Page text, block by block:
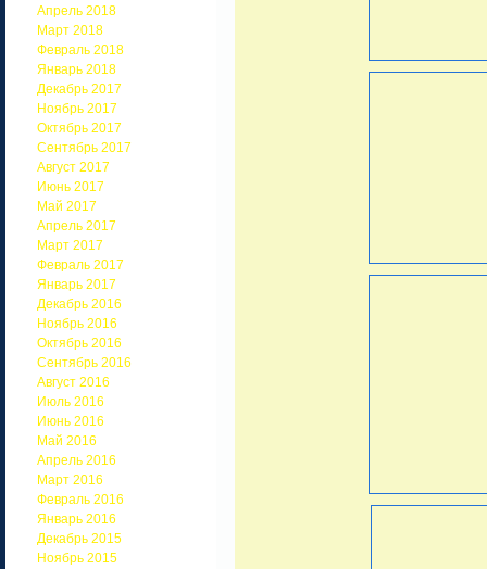
Апрель 2018
Март 2018
Февраль 2018
Январь 2018
Декабрь 2017
Ноябрь 2017
Октябрь 2017
Сентябрь 2017
Август 2017
Июнь 2017
Май 2017
Апрель 2017
Март 2017
Февраль 2017
Январь 2017
Декабрь 2016
Ноябрь 2016
Октябрь 2016
Сентябрь 2016
Август 2016
Июль 2016
Июнь 2016
Май 2016
Апрель 2016
Март 2016
Февраль 2016
Январь 2016
Декабрь 2015
Ноябрь 2015